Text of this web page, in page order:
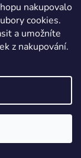
nakupovalo
cookies.
a umožníte
z nakupování.
Kč
Kč / 1 ks
na celkovou
organismu a
dýchací